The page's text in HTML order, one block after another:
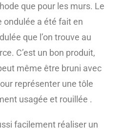
que pour les murs. Le
ondulée a été fait en
que l’on trouve au
C’est un bon produit,
même être bruni avec
représenter une tôle
usagée et rouillée .
facilement réaliser un